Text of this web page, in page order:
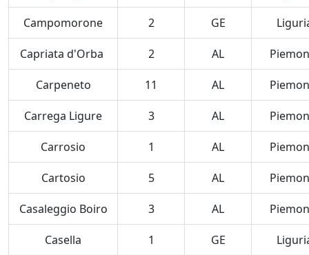
Campomorone 2 GE
Capriata d'Orba 2 AL
Carpeneto 11 AL
Carrega Ligure 3 AL
Carrosio 1 AL
Cartosio 5 AL
Casaleggio Boiro 3 AL
Casella 1 GE